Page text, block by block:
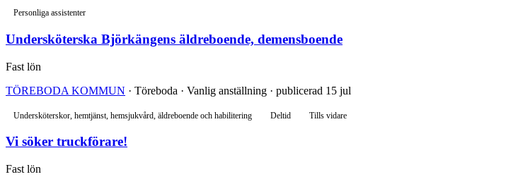
Personliga assistenter
Undersköterska Björkängens äldreboende, demensboende
Fast lön
TÖREBODA KOMMUN · Töreboda · Vanlig anställning · publicerad 15 jul
Undersköterskor, hemtjänst, hemsjukvård, äldreboende och habilitering Deltid Tills vidare
Vi söker truckförare!
Fast lön